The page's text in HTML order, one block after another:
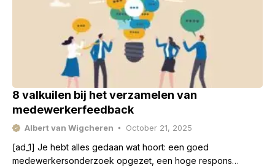
8 valkuilen bij het verzamelen van
medewerkerfeedback
Albert van Wigcheren October 21, 2025
[ad_1] Je hebt alles gedaan wat hoort: een goed
medewerkersonderzoek opgezet, een hoge respons